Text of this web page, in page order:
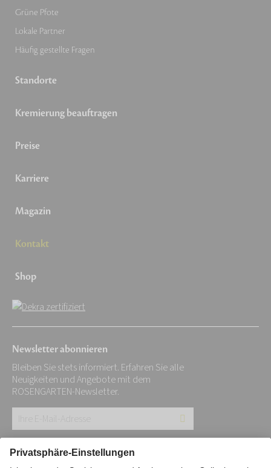
Grüne Pfote
Lokale Partner
Häufig gestellte Fragen
Standorte
Kremierung beauftragen
Preise
Karriere
Magazin
Kontakt
Shop
Newsletter abonnieren
Bleiben Sie stets informiert. Erfahren Sie alle
Neuigkeiten und Angebote mit dem
ROSENGARTEN-Newsletter.
E-
Mail-